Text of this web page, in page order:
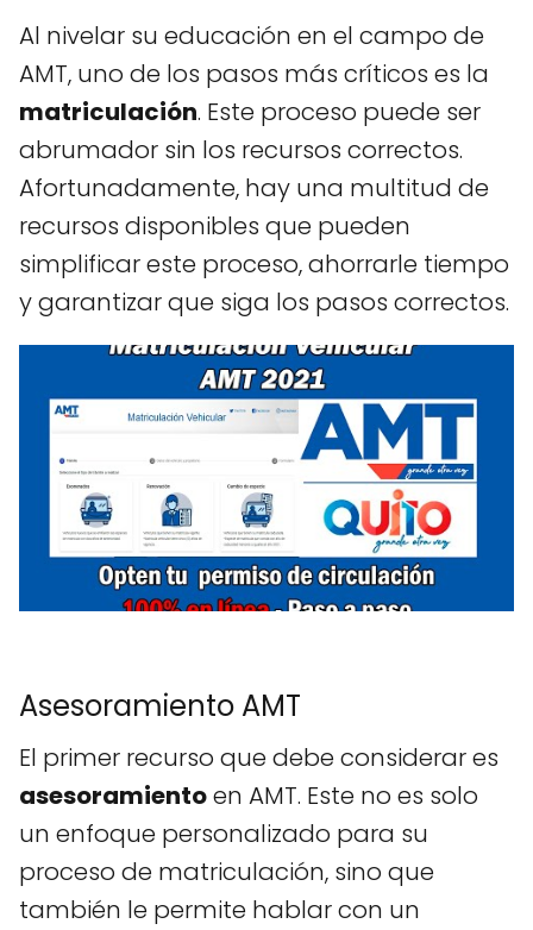
Al nivelar su educación en el campo de
AMT, uno de los pasos más críticos es la
matriculación. Este proceso puede ser
abrumador sin los recursos correctos.
Afortunadamente, hay una multitud de
recursos disponibles que pueden
simplificar este proceso, ahorrarle tiempo
y garantizar que siga los pasos correctos.
Asesoramiento AMT
El primer recurso que debe considerar es
asesoramientoen AMT. Este no es solo
un enfoque personalizado para su
proceso de matriculación, sino que
también le permite hablar con un